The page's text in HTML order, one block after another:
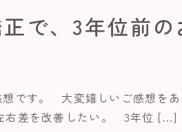
で、3年位前
想です。 大変嬉しいご感想を
右差を改善したい。 3年位 […]